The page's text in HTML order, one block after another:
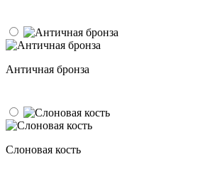
Античная бронза
Слоновая кость